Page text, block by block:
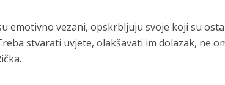
emotivno vezani, opskrbljuju svoje koji su
stvarati uvjete, olakšavati im dolazak, ne